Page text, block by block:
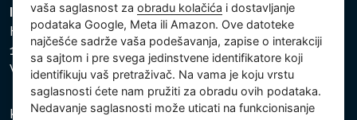
Intex Trading, s.r.o.
Hradecká 2526/3
130 00 Praha 3
Vinohrady - Česká republika
Kompanija je registrovana u Opštinskom sudu u Pragu,
vaša saglasnost zaobradu kolačića i dostavljanje
podataka Google, Meta ili Amazon. Ove datoteke
najčešće sadrže vaša podešavanja, zapise o interakciji
sa sajtom i pre svega jedinstvene identifikatore koji
identifikuju vaš pretraživač. Na vama je koju vrstu
saglasnosti ćete nam pružiti za obradu ovih podataka.
Nedavanje saglasnosti može uticati na funkcionisanje